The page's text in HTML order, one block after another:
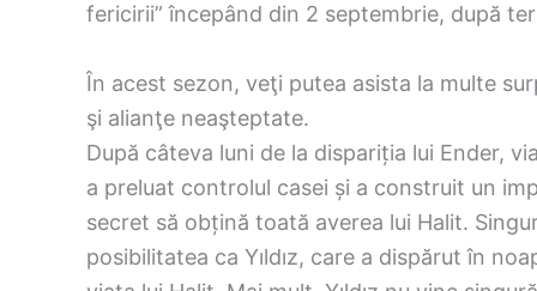
fericirii” începând din 2 septembrie, după
În acest sezon, veţi putea asista la multe
şi alianţe neaşteptate.
După câteva luni de la dispariția lui Ender,
a preluat controlul casei și a construit un
secret să obțină toată averea lui Halit.
posibilitatea ca Yıldız, care a dispărut în